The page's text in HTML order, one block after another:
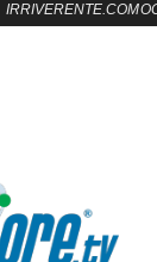
IRRIVERENTE.COM